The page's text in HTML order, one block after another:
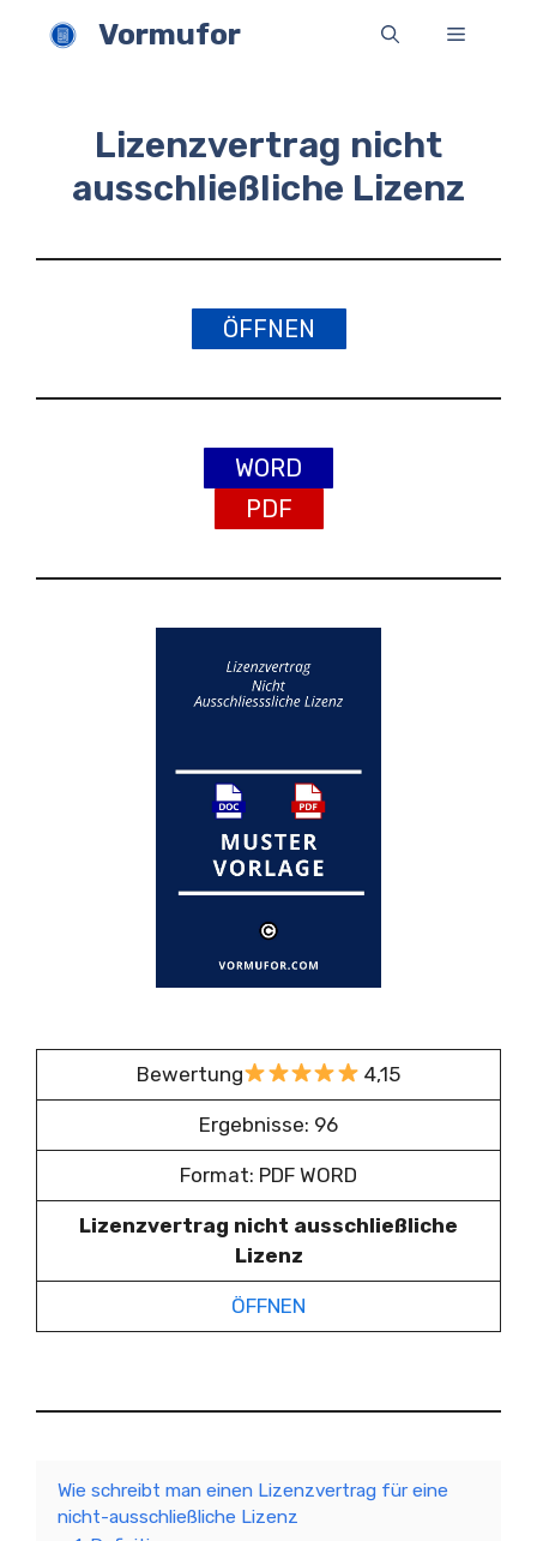
Inhalt
Vormufor Menü
Lizenzvertrag nicht
ausschließliche Lizenz
ÖFFNEN
WORD
PDF
Bewertung 4,15
Ergebnisse: 96
Format: PDF WORD
Lizenzvertrag nicht ausschließliche
Lizenz
ÖFFNEN
Wie schreibt man einen Lizenzvertrag für eine
nicht-ausschließliche Lizenz